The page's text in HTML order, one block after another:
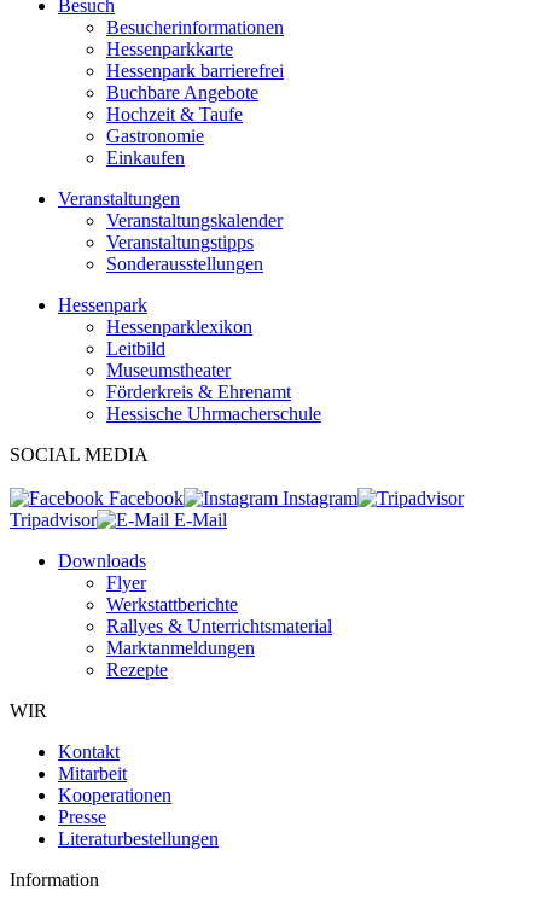
Besuch
Besucherinformationen
Hessenparkkarte
Hessenpark barrierefrei
Buchbare Angebote
Hochzeit & Taufe
Gastronomie
Einkaufen
Veranstaltungen
Veranstaltungskalender
Veranstaltungstipps
Sonderausstellungen
Hessenpark
Hessenparklexikon
Leitbild
Museumstheater
Förderkreis & Ehrenamt
Hessische Uhrmacherschule
SOCIAL MEDIA
Facebook
Instagram
Tripadvisor
E-Mail
Downloads
Flyer
Werkstattberichte
Rallyes & Unterrichtsmaterial
Marktanmeldungen
Rezepte
WIR
Kontakt
Mitarbeit
Kooperationen
Presse
Literaturbestellungen
Information